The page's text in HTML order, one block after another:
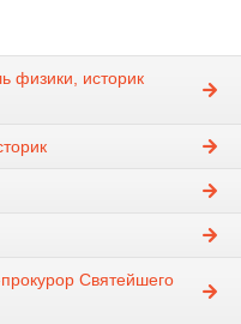
физики, историк
Святейшего